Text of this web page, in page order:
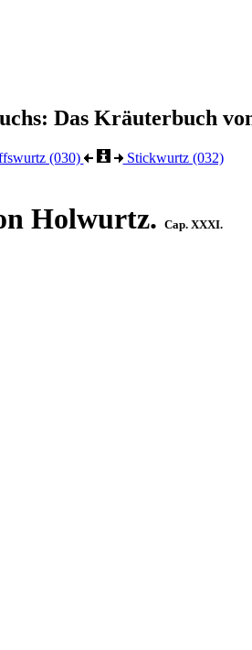
Das Kräuterbuch
(030) Stickwurtz (032)
Holwurtz. Cap. XXXI.